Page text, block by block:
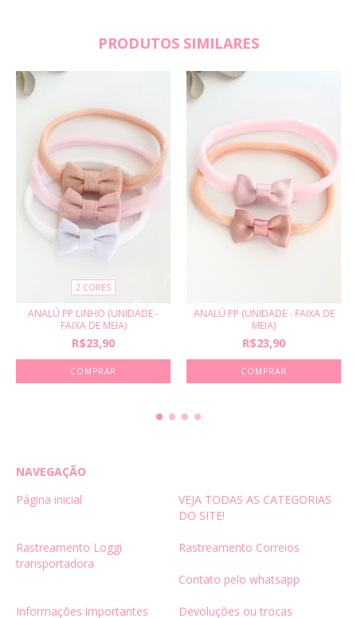
PRODUTOS SIMILARES
2 CORES
ANALÚ PP LINHO (UNIDADE -
FAIXA DE MEIA)
R$23,90
COMPRAR
ANALÚ PP (UNIDADE - FAIXA DE
MEIA)
R$23,90
COMPRAR
NAVEGAÇÃO
Página inicial
VEJA TODAS AS CATEGORIAS
DO SITE!
Rastreamento Loggi
transportadora
Rastreamento Correios
Contato pelo whatsapp
Informações importantes Devoluções ou trocas